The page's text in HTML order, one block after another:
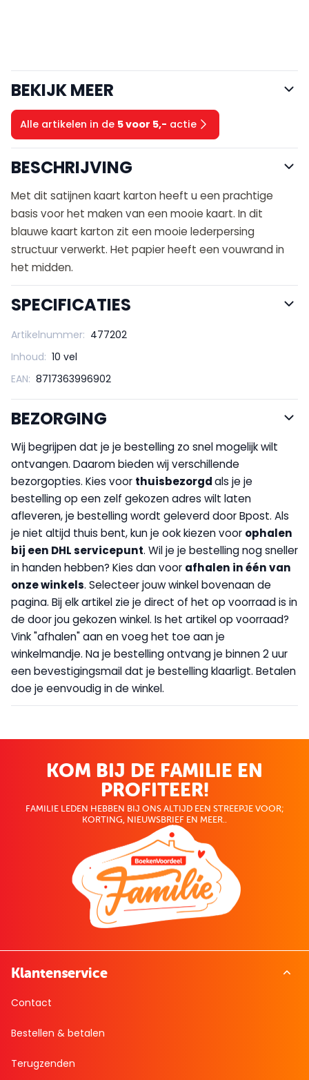
BEKIJK MEER
Alle artikelen in de 5 voor 5,- actie
BESCHRIJVING
Met dit satijnen kaart karton heeft u een prachtige
basis voor het maken van een mooie kaart. In dit
blauwe kaart karton zit een mooie lederpersing
structuur verwerkt. Het papier heeft een vouwrand in
het midden.
SPECIFICATIES
Artikelnummer: 477202
Inhoud: 10 vel
EAN: 8717363996902
BEZORGING
Wij begrijpen dat je je bestelling zo snel mogelijk wilt
ontvangen. Daarom bieden wij verschillende
bezorgopties. Kies voor thuisbezorgdals je je
bestelling op een zelf gekozen adres wilt laten
afleveren, je bestelling wordt geleverd door Bpost. Als
je niet altijd thuis bent, kun je ook kiezen voor ophalen
bij een DHL servicepunt. Wil je je bestelling nog sneller
in handen hebben? Kies dan voor afhalen in één van
onze winkels. Selecteer jouw winkel bovenaan de
pagina. Bij elk artikel zie je direct of het op voorraad is in
de door jou gekozen winkel. Is het artikel op voorraad?
Vink "afhalen" aan en voeg het toe aan je
winkelmandje. Na je bestelling ontvang je binnen 2 uur
een bevestigingsmail dat je bestelling klaarligt. Betalen
doe je eenvoudig in de winkel.
KOM BIJ DE FAMILIE EN
PROFITEER!
FAMILIE LEDEN HEBBEN BIJ ONS ALTIJD EEN STREEPJE VOOR;
KORTING, NIEUWSBRIEF EN MEER..
Klantenservice
Contact
Bestellen & betalen
Terugzenden